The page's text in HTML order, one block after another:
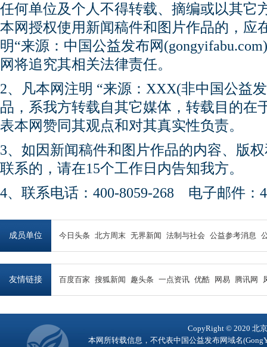
任何单位及个人不得转载、摘编或以其它
本网授权使用新闻稿件和图片作品的，应
明“来源：中国公益发布网
网将追究其相关法律责任。
2、凡本网注明 “来源：XXX(非中国公益
品，系我方转载自其它媒体，转载目的在
表本网赞同其观点和对其真实性负责。
3、如因新闻稿件和图片作品的内容、版
联系的，请在15个工作日内告知我方。
4、联系电话：400-8059-268 电子邮件：
成员单位 今日头条 北方周末 无界新闻 法制与社会 公益参考消息
友情链接 百度百家 搜狐新闻 趣头条 一点资讯 优酷 网易 腾讯网
CopyRight © 2020 北
本网所转载信息，不代表中国公益发布网域名